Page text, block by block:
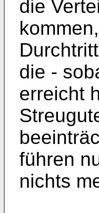
die
die -
erreicht
führen
nichts